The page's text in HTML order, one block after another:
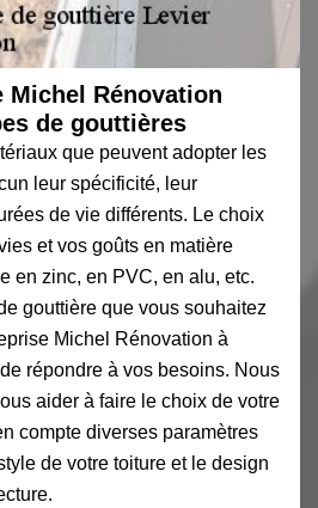
Michel Rénovation
de gouttières
que peuvent adopter les
leur spécificité, leur
de vie différents. Le choix
et vos goûts en matière
en zinc, en PVC, en alu, etc.
gouttière que vous souhaitez
Michel Rénovation à
répondre à vos besoins. Nous
aider à faire le choix de votre
compte diverses paramètres
de votre toiture et le design